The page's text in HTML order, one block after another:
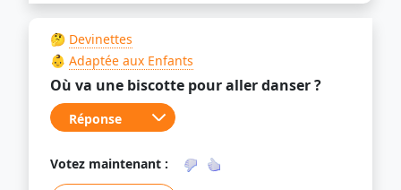
🤔 Devinettes
👶 Adaptée aux Enfants
Où va une biscotte pour aller danser ?
Votez maintenant :